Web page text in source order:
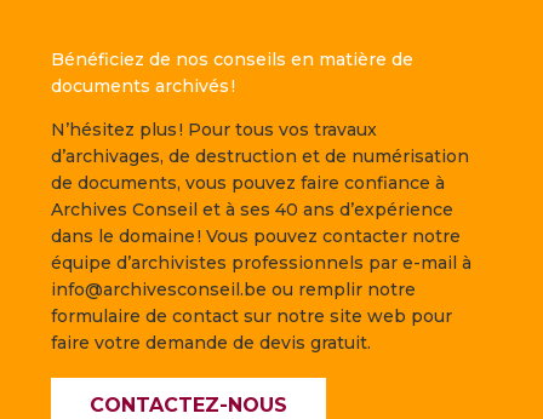
Bénéficiez de nos conseils en matière de
documents archivés !
N’hésitez plus ! Pour tous vos travaux
d’archivages, de destruction et de numérisation
de documents, vous pouvez faire confiance à
Archives Conseil et à ses 40 ans d’expérience
dans le domaine ! Vous pouvez contacter notre
équipe d’archivistes professionnels par e-mail à
info@archivesconseil.be ou remplir notre
formulaire de contact sur notre site web pour
faire votre demande de devis gratuit.
CONTACTEZ-NOUS